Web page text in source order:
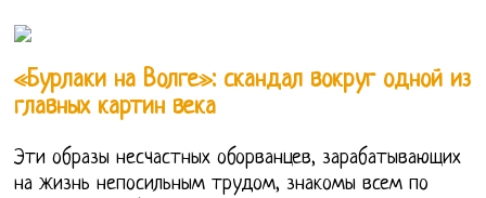
«Бурлаки на Волге»: скандал вокруг одной из
главных картин века
Эти образы несчастных оборванцев, зарабатывающих
на жизнь непосильным трудом, знакомы всем по